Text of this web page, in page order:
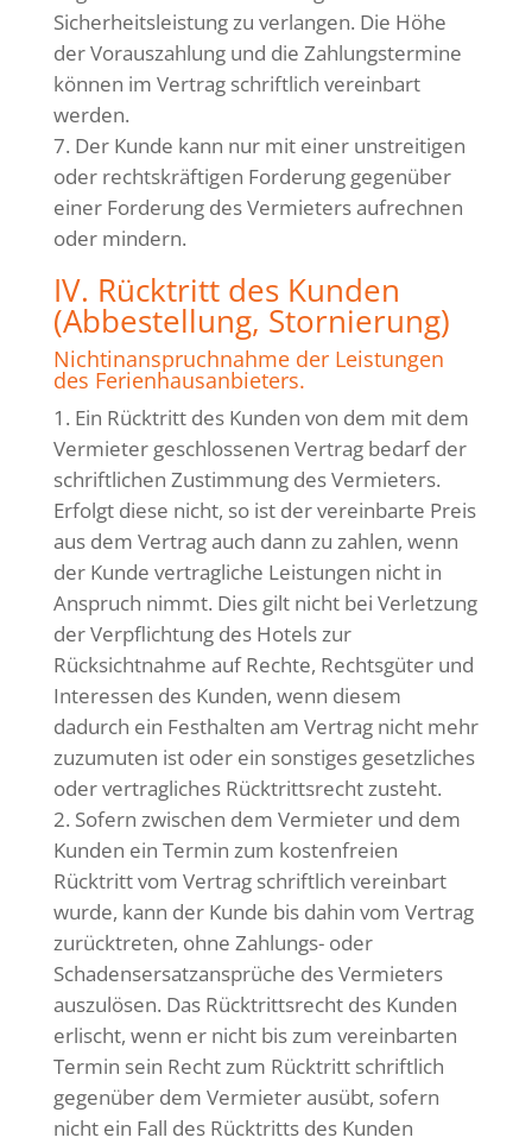
Sicherheitsleistung zu verlangen. Die Höhe
der Vorauszahlung und die Zahlungstermine
können im Vertrag schriftlich vereinbart
werden.
Der Kunde kann nur mit einer unstreitigen
oder rechtskräftigen Forderung gegenüber
einer Forderung des Vermieters aufrechnen
oder mindern.
IV. Rücktritt des Kunden
(Abbestellung, Stornierung)
Nichtinanspruchnahme der Leistungen
des Ferienhausanbieters.
Ein Rücktritt des Kunden von dem mit dem
Vermieter geschlossenen Vertrag bedarf der
schriftlichen Zustimmung des Vermieters.
Erfolgt diese nicht, so ist der vereinbarte Preis
aus dem Vertrag auch dann zu zahlen, wenn
der Kunde vertragliche Leistungen nicht in
Anspruch nimmt. Dies gilt nicht bei Verletzung
der Verpflichtung des Hotels zur
Rücksichtnahme auf Rechte, Rechtsgüter und
Interessen des Kunden, wenn diesem
dadurch ein Festhalten am Vertrag nicht mehr
zuzumuten ist oder ein sonstiges gesetzliches
oder vertragliches Rücktrittsrecht zusteht.
Sofern zwischen dem Vermieter und dem
Kunden ein Termin zum kostenfreien
Rücktritt vom Vertrag schriftlich vereinbart
wurde, kann der Kunde bis dahin vom Vertrag
zurücktreten, ohne Zahlungs- oder
Schadensersatzansprüche des Vermieters
auszulösen. Das Rücktrittsrecht des Kunden
erlischt, wenn er nicht bis zum vereinbarten
Termin sein Recht zum Rücktritt schriftlich
gegenüber dem Vermieter ausübt, sofern
nicht ein Fall des Rücktritts des Kunden